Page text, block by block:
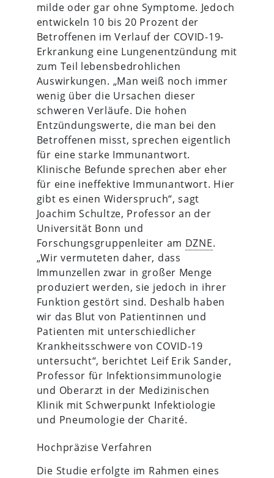
milde oder gar ohne Symptome. Jedoch
entwickeln 10 bis 20 Prozent der
Betroffenen im Verlauf der COVID-19-
Erkrankung eine Lungenentzündung mit
zum Teil lebensbedrohlichen
Auswirkungen. „Man weiß noch immer
wenig über die Ursachen dieser
schweren Verläufe. Die hohen
Entzündungswerte, die man bei den
Betroffenen misst, sprechen eigentlich
für eine starke Immunantwort.
Klinische Befunde sprechen aber eher
für eine ineffektive Immunantwort. Hier
gibt es einen Widerspruch“, sagt
Joachim Schultze, Professor an der
Universität Bonn und
Forschungsgruppenleiter am DZNE.
„Wir vermuteten daher, dass
Immunzellen zwar in großer Menge
produziert werden, sie jedoch in ihrer
Funktion gestört sind. Deshalb haben
wir das Blut von Patientinnen und
Patienten mit unterschiedlicher
Krankheitsschwere von COVID-19
untersucht“, berichtet Leif Erik Sander,
Professor für Infektionsimmunologie
und Oberarzt in der Medizinischen
Klinik mit Schwerpunkt Infektiologie
und Pneumologie der Charité.
Hochpräzise Verfahren
Die Studie erfolgte im Rahmen eines